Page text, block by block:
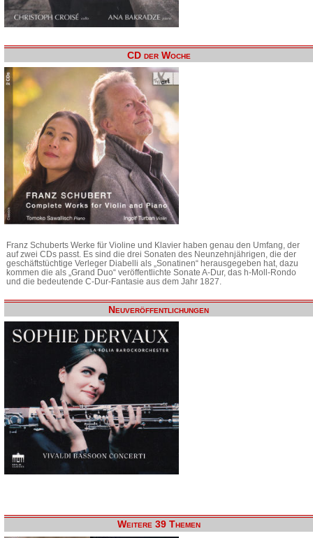
CD der Woche
Franz Schuberts Werke für Violine und Klavier haben genau den Umfang, der
auf zwei CDs passt. Es sind die drei Sonaten des Neunzehnjährigen, die der
geschäftstüchtige Verleger Diabelli als „Sonatinen“ herausgegeben hat, dazu
kommen die als „Grand Duo“ veröffentlichte Sonate A-Dur, das h-Moll-Rondo
und die bedeutende C-Dur-Fantasie aus dem Jahr 1827.
Neuveröffentlichungen
Weitere 39 Themen